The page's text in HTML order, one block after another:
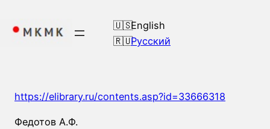
содержимому
English
Русский
https://elibrary.ru/contents.asp?id=33666318
Федотов А.Ф.